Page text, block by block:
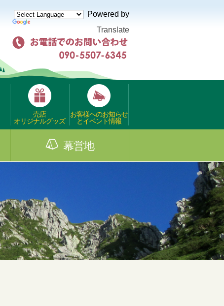
Powered by
Translate
売店
オリジナルグッズ
お客様へのお知らせ
とイベント情報
幕営地